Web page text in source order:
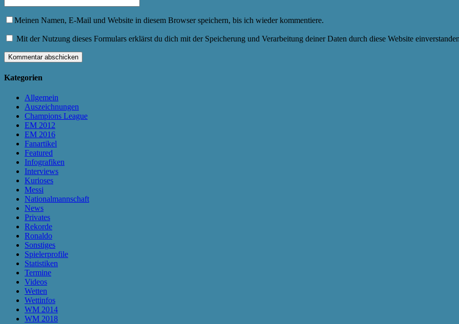
Meinen Namen, E-Mail und Website in diesem Browser speichern, bis ich wieder kommentiere.
Mit der Nutzung dieses Formulars erklärst du dich mit der Speicherung und Verarbeitung deiner Daten durch diese Website
Kategorien
Allgemein
Auszeichnungen
Champions League
EM 2012
EM 2016
Fanartikel
Featured
Infografiken
Interviews
Kurioses
Messi
Nationalmannschaft
News
Privates
Rekorde
Ronaldo
Sonstiges
Spielerprofile
Statistiken
Termine
Videos
Wetten
Wettinfos
WM 2014
WM 2018